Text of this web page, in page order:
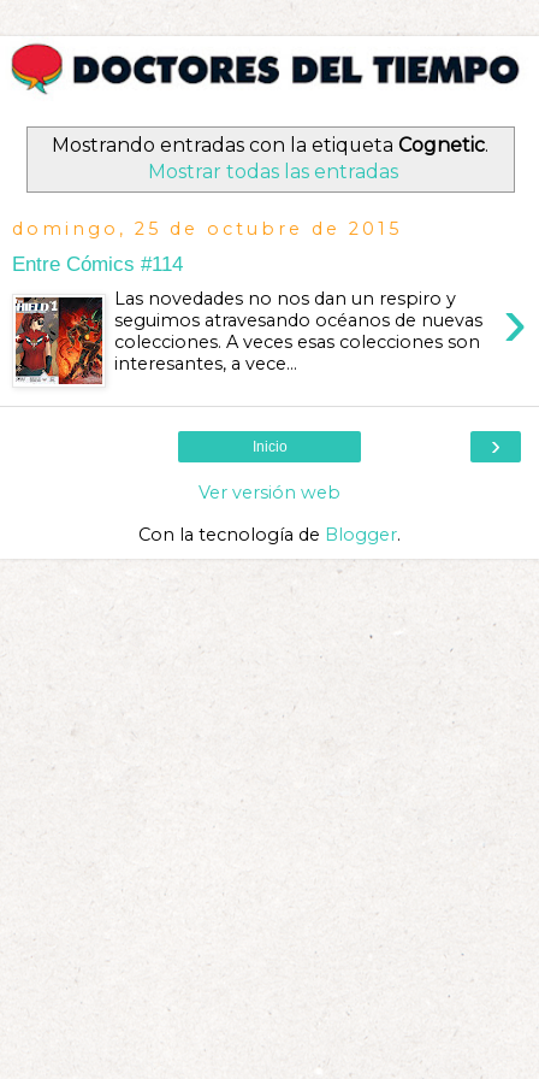
Mostrando entradas con la etiqueta Cognetic.
Mostrar todas las entradas
domingo, 25 de octubre de 2015
Entre Cómics #114
›
Las novedades no nos dan un respiro y
seguimos atravesando océanos de nuevas
colecciones. A veces esas colecciones son
interesantes, a vece...
›
Inicio
Ver versión web
Con la tecnología de Blogger.